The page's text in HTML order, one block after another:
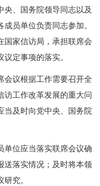
、国务院领导同志以及
员单位负责同志参加。
国家信访局，承担联席会
定事项的落实。
议根据工作需要召开全
访工作改革发展的重大问
当及时向党中央、国务院
位应当落实联席会议确
送落实情况；及时将本领
究。